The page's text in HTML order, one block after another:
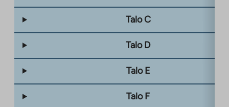
Talo C
Talo D
Talo E
Talo F